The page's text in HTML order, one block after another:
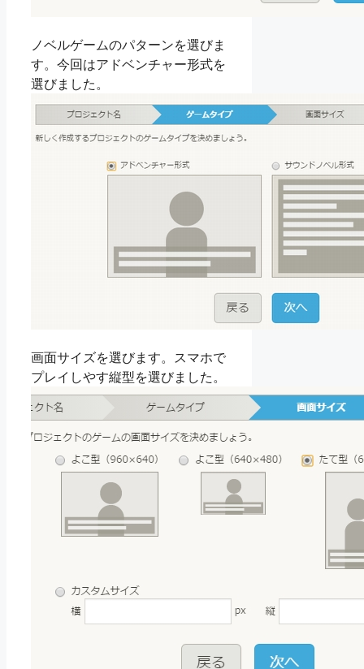
ノベルゲームのパターンを選びま
す。今回はアドベンチャー形式を
選びました。
画面サイズを選びます。スマホで
プレイしやす縦型を選びました。